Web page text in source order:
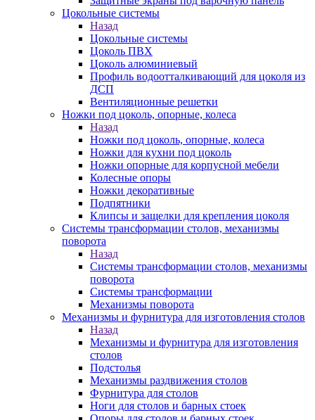
Цокольные системы
Назад
Цокольные системы
Цоколь ПВХ
Цоколь алюминиевый
Профиль водоотталкивающий для цоколя из
ДСП
Вентиляционные решетки
Ножки под цоколь, опорные, колеса
Назад
Ножки под цоколь, опорные, колеса
Ножки для кухни под цоколь
Ножки опорные для корпусной мебели
Колесные опоры
Ножки декоративные
Подпятники
Клипсы и защелки для крепления цоколя
Системы трансформации столов, механизмы
поворота
Назад
Системы трансформации столов, механизмы
поворота
Системы трансформации
Механизмы поворота
Механизмы и фурнитура для изготовления столов
Назад
Механизмы и фурнитура для изготовления
столов
Подстолья
Механизмы раздвижения столов
Фурнитура для столов
Ноги для столов и барных стоек